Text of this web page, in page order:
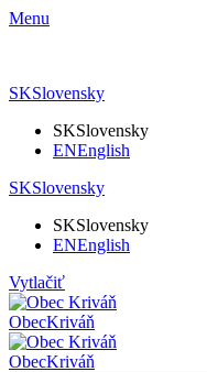
Menu
SKSlovensky
SKSlovensky
ENEnglish
SKSlovensky
SKSlovensky
ENEnglish
Vytlačiť
ObecKriváň
ObecKriváň